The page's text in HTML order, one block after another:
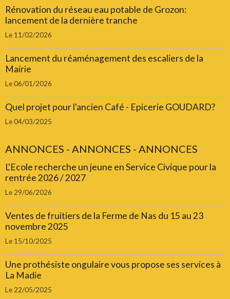
Rénovation du réseau eau potable de Grozon:
lancement de la dernière tranche
Le 11/02/2026
Lancement du réaménagement des escaliers de la
Mairie
Le 06/01/2026
Quel projet pour l'ancien Café - Epicerie GOUDARD?
Le 04/03/2025
ANNONCES - ANNONCES - ANNONCES
L'Ecole recherche un jeune en Service Civique pour la
rentrée 2026 / 2027
Le 29/06/2026
Ventes de fruitiers de la Ferme de Nas du 15 au 23
novembre 2025
Le 15/10/2025
Une prothésiste ongulaire vous propose ses services à
La Madie
Le 22/05/2025